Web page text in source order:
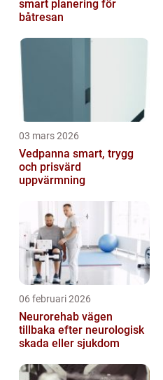
smart planering för
båtresan
03 mars 2026
Vedpanna smart, trygg
och prisvärd
uppvärmning
06 februari 2026
Neurorehab vägen
tillbaka efter neurologisk
skada eller sjukdom